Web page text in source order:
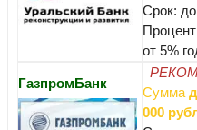
Срок:
от 5%
ГазпромБанк
Сумма
000